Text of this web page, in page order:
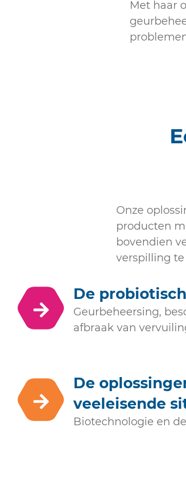
Met haar
Onze
producten
bovendien
verspilling
De
Geurbeheersing,
afbraak van
De
veeleisende
Biotechnologie en